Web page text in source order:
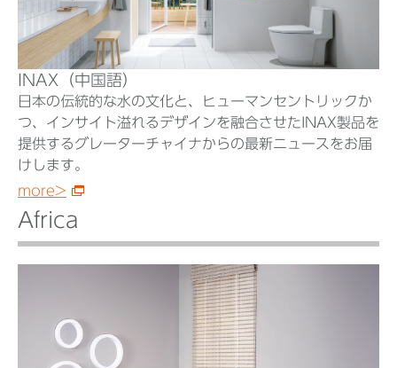
INAX（中国語）
日本の伝統的な水の文化と、ヒューマンセントリックか
つ、インサイト溢れるデザインを融合させたINAX製品を
提供するグレーターチャイナからの最新ニュースをお届
けします。
more>
Africa